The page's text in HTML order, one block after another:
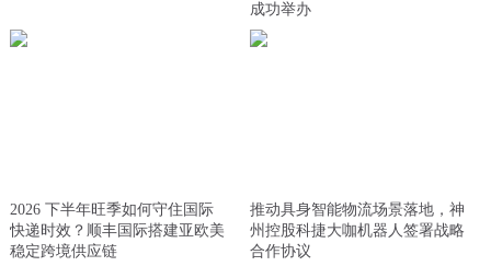
成功举办
2026 下半年旺季如何守住国际
快递时效？顺丰国际搭建亚欧美
稳定跨境供应链
推动具身智能物流场景落地，神
州控股科捷大咖机器人签署战略
合作协议